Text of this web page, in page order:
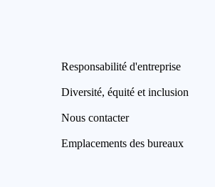
Responsabilité d'entreprise
Diversité, équité et inclusion
Nous contacter
Emplacements des bureaux